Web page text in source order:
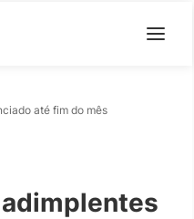
até fim do mês